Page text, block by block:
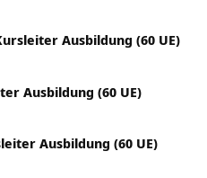
Ausbildung (60 UE)
Ausbildung (60 UE)
Ausbildung (60 UE)